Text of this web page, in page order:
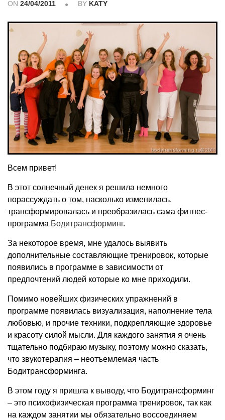
ON 24/04/2011 BY KATY
Всем привет!
В этот солнечный денек я решила немного
порассуждать о том, насколько изменилась,
трансформировалась и преобразилась сама фитнес-
программа Бодитрансформинг.
За некоторое время, мне удалось выявить
дополнительные составляющие тренировок, которые
появились в программе в зависимости от
предпочтений людей которые ко мне приходили.
Помимо новейших физических упражнений в
программе появилась визуализация, наполнение тела
любовью, и прочие техники, подкрепляющие здоровье
и красоту силой мысли. Для каждого занятия я очень
тщательно подбираю музыку, поэтому можно сказать,
что звукотерапия – неотъемлемая часть
Бодитрансформинга.
В этом году я пришла к выводу, что Бодитрансформинг
– это психофизическая программа тренировок, так как
на каждом занятии мы обязательно воссоединяем